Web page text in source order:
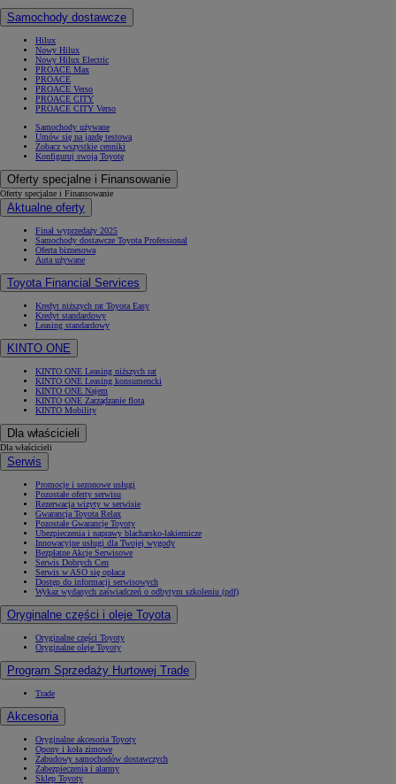
Samochody dostawcze
Hilux
Nowy Hilux
Nowy Hilux Electric
PROACE Max
PROACE
PROACE Verso
PROACE CITY
PROACE CITY Verso
Samochody używane
Umów się na jazdę testową
Zobacz wszystkie cenniki
Konfiguruj swoją Toyotę
Oferty specjalne i Finansowanie
Oferty specjalne i Finansowanie
Aktualne oferty
Finał wyprzedaży 2025
Samochody dostawcze Toyota Professional
Oferta biznesowa
Auta używane
Toyota Financial Services
Kredyt niższych rat Toyota Easy
Kredyt standardowy
Leasing standardowy
KINTO ONE
KINTO ONE Leasing niższych rat
KINTO ONE Leasing konsumencki
KINTO ONE Najem
KINTO ONE Zarządzanie flotą
KINTO Mobility
Dla właścicieli
Dla właścicieli
Serwis
Promocje i sezonowe usługi
Pozostałe oferty serwisu
Rezerwacja wizyty w serwisie
Gwarancja Toyota Relax
Pozostałe Gwarancje Toyoty
Ubezpieczenia i naprawy blacharsko-lakiernicze
Innowacyjne usługi dla Twojej wygody
Bezpłatne Akcje Serwisowe
Serwis Dobrych Cen
Serwis w ASO się opłaca
Dostęp do informacji serwisowych
Wykaz wydanych zaświadczeń o odbytym szkoleniu (pdf)
Oryginalne części i oleje Toyota
Oryginalne części Toyoty
Oryginalne oleje Toyoty
Program Sprzedaży Hurtowej Trade
Trade
Akcesoria
Oryginalne akcesoria Toyoty
Opony i koła zimowe
Zabudowy samochodów dostawczych
Zabezpieczenia i alarmy
Sklep Toyoty